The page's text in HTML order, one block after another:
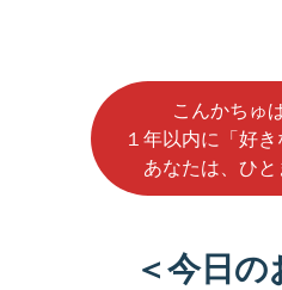
こんかちゅ
１年以内に「好
あなたは、ひと
＜今日の